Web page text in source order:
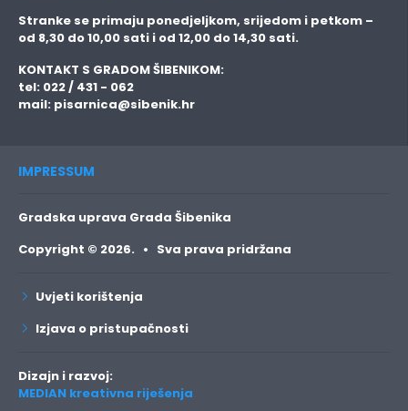
Stranke se primaju ponedjeljkom, srijedom i petkom –
od 8,30 do 10,00 sati i od 12,00 do 14,30 sati.
KONTAKT S GRADOM ŠIBENIKOM:
tel: 022 / 431 - 062
mail: pisarnica@sibenik.hr
IMPRESSUM
Gradska uprava Grada Šibenika
Copyright © 2026. • Sva prava pridržana
Uvjeti korištenja
Izjava o pristupačnosti
Dizajn i razvoj:
MEDIAN kreativna riješenja